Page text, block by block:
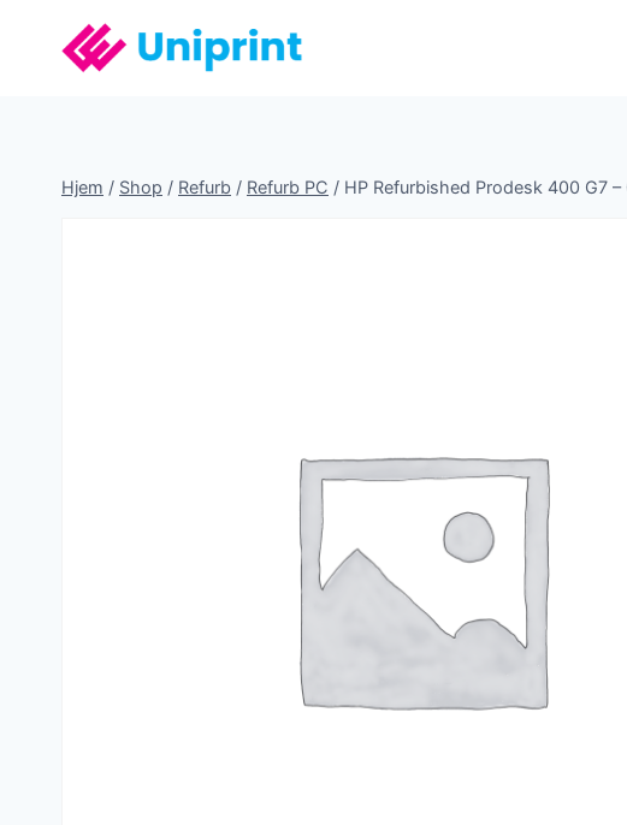
Hjem / Shop / Refurb / Refurb PC / HP Refurbished Prodesk 400 G7